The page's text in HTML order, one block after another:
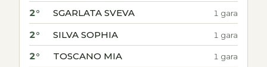
2° SGARLATA SVEVA 1 gara
2° SILVA SOPHIA 1 gara
2° TOSCANO MIA 1 gara